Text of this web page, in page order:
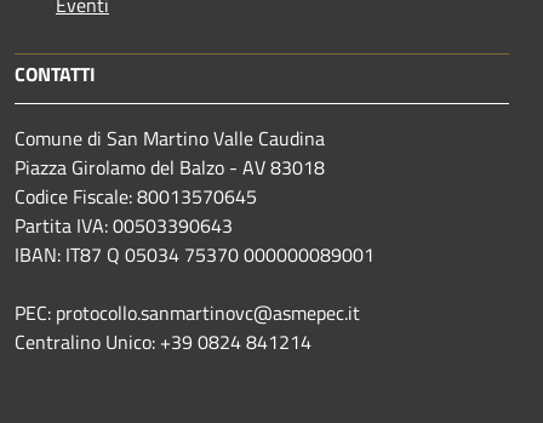
CONTATTI
Comune di San Martino Valle Caudina
Piazza Girolamo del Balzo - AV 83018
Codice Fiscale: 80013570645
Partita IVA: 00503390643
IBAN: IT87 Q 05034 75370 000000089001
PEC: protocollo.sanmartinovc@asmepec.it
Centralino Unico: +39 0824 841214